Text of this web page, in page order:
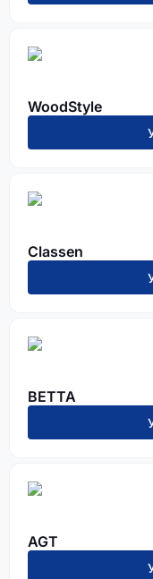
WoodStyle
Classen
BETTA
AGT